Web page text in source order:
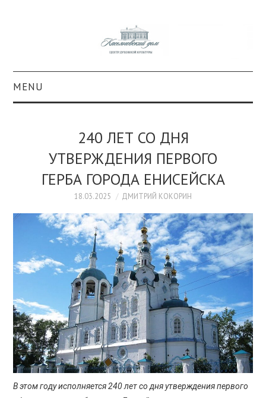
MENU
КОЛЛЕКЦИИ
#КАСДОМ
ОБРАЗОВАНИЕ
ПРОСВЕЩЕНИЕ
240 ЛЕТ СО ДНЯ
УТВЕРЖДЕНИЯ ПЕРВОГО
ГЕРБА ГОРОДА ЕНИСЕЙСКА
18.03.2025 ДМИТРИЙ КОКОРИН
В этом году исполняется 240 лет со дня утверждения первого